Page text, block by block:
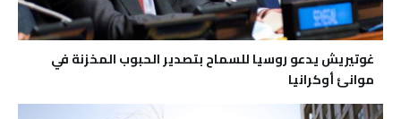
غوتيريش يدعو روسيا للسماح بتصدير الحبوب المخزنة في
موانئ أوكرانيا